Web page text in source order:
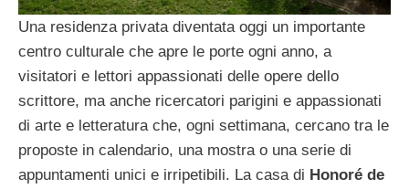
Una residenza privata diventata oggi un importante
centro culturale che apre le porte ogni anno, a
visitatori e lettori appassionati delle opere dello
scrittore, ma anche ricercatori parigini e appassionati
di arte e letteratura che, ogni settimana, cercano tra le
proposte in calendario, una mostra o una serie di
appuntamenti unici e irripetibili. La casa di Honoré de